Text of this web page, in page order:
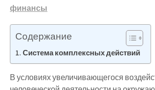
финансы
Содержание
Система комплексных действий
В условиях увеличивающегося